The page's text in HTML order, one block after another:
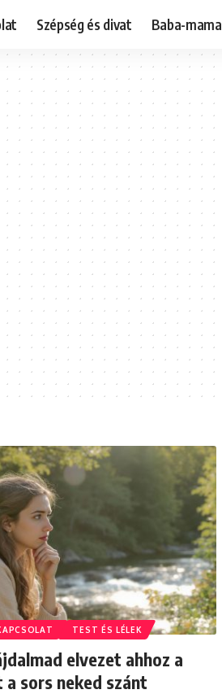
Szépség és divat Baba-mama
TEST ÉS LÉLEK
elvezet ahhoz a
sors neked szánt